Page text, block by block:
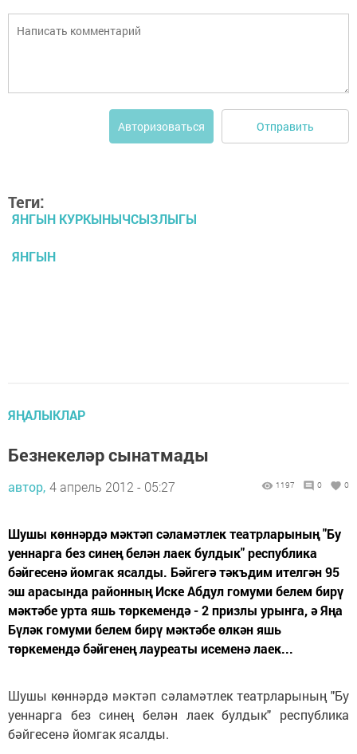
Авторизоваться Отправить
Теги:
ЯНГЫН КУРКЫНЫЧСЫЗЛЫГЫ
ЯНГЫН
ЯҢАЛЫКЛАР
Безнекеләр сынатмады
автор, 4 апрель 2012 - 05:27 1197 0 0
Шушы көннәрдә мәктәп сәламәтлек театрларының "Бу
уеннарга без синең белән лаек булдык" республика
бәйгесенә йомгак ясалды. Бәйгегә тәкъдим ителгән 95
эш арасында районның Иске Абдул гомуми белем бирү
мәктәбе урта яшь төркемендә - 2 призлы урынга, ә Яңа
Бүләк гомуми белем бирү мәктәбе өлкән яшь
төркемендә бәйгенең лауреаты исеменә лаек...
Шушы көннәрдә мәктәп сәламәтлек театрларының "Бу
уеннарга без синең белән лаек булдык" республика
бәйгесенә йомгак ясалды.